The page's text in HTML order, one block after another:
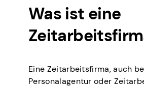
Was ist eine
Eine Zeitarbeitsfirma, auch
Personalagentur oder